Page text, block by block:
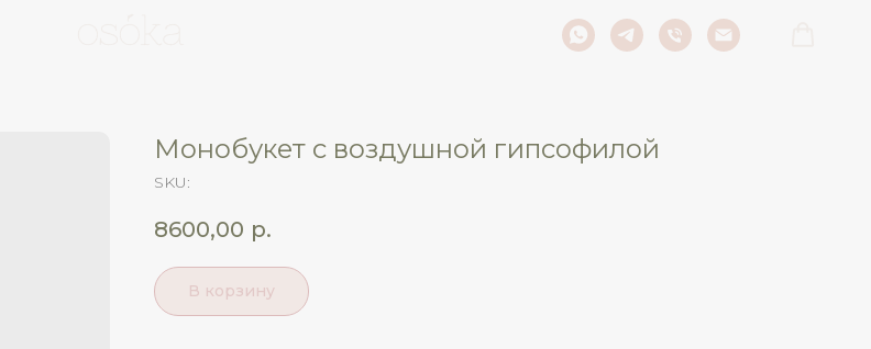
Монобукет с воздушной гипсофилой
SKU:
8600,00 р.
В корзину